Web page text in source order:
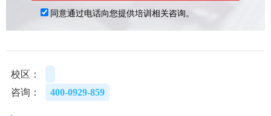
校区：
咨询：
400-0929-859